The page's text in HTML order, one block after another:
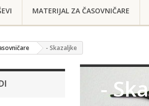
MATERIJAL ZA ČASOVNIČARE
- Skazaljke
-